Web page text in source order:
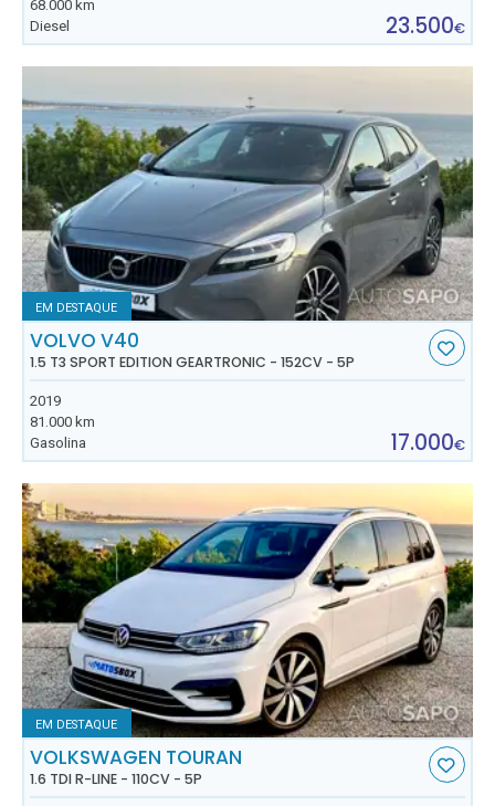
68.000 km
Diesel
23.500€
EM DESTAQUE
VOLVO V40
1.5 T3 SPORT EDITION GEARTRONIC - 152CV - 5P
2019
81.000 km
Gasolina
17.000€
EM DESTAQUE
VOLKSWAGEN TOURAN
1.6 TDI R-LINE - 110CV - 5P